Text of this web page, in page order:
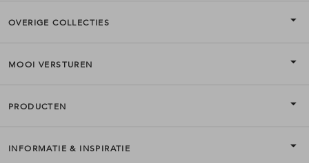
OVERIGE COLLECTIES
MOOI VERSTUREN
PRODUCTEN
INFORMATIE & INSPIRATIE